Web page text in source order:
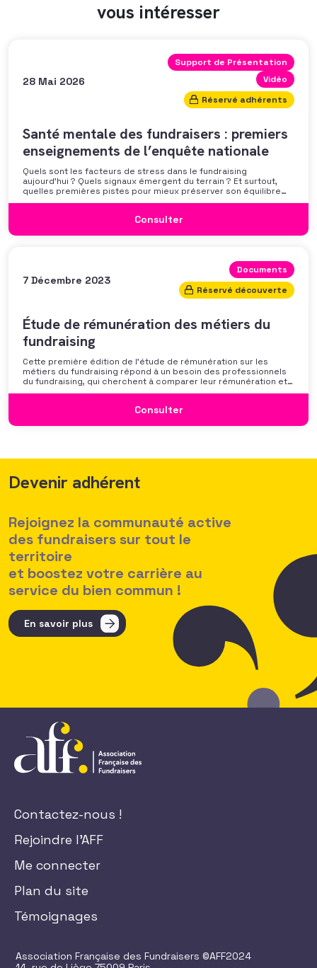
vous intéresser
28 Mai 2026
Support de Présentation
Vidéo
Réservé adhérents
Santé mentale des fundraisers : premiers
enseignements de l’enquête nationale
Quels sont les facteurs de stress dans le fundraising
aujourd’hui ? Quels signaux émergent du terrain ? Et surtout,
quelles premières pistes pour mieux préserver son équilibre
professionnel ? L’AFF vous propose un webinaire pour découvrir
discussion autour des mécanismes
Consulter
7 Décembre 2023
Documents
Réservé découverte
Étude de rémunération des métiers du
fundraising
Cette première édition de l’étude de rémunération sur les
métiers du fundraising répond à un besoin des professionnels
du fundraising, qui cherchent à comparer leur rémunération et à
se positionner. Elle répond également à une préoccupation
des politiques salariales comme un enjeu majeur,
Consulter
Devenir adhérent
Rejoignez la communauté active
des fundraisers sur tout le
territoire
et boostez votre carrière au
service du bien commun !
En savoir plus
Contactez-nous !
Rejoindre l'AFF
Me connecter
Plan du site
Témoignages
Association Française des Fundraisers ©AFF2024